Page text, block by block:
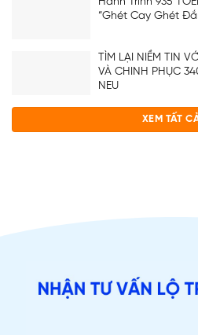
“Ghét Cay Ghét
TÌM LẠI NIỀM TIN
VÀ CHINH PHỤC
NEU
XEM TẤT